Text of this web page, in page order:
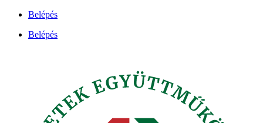
Ugrás
tartalomhoz
Belépés
Belépés